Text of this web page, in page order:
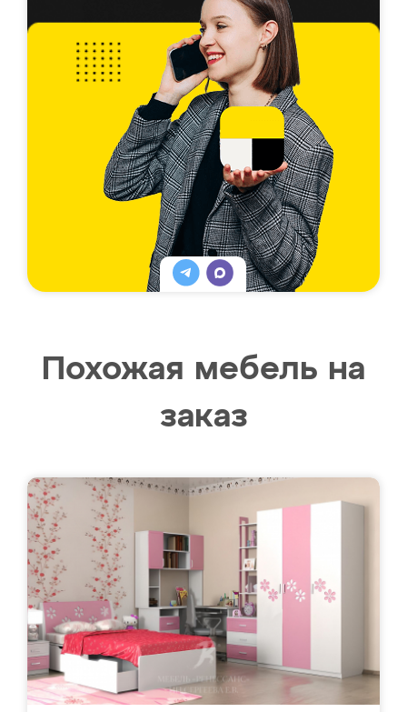
Похожая мебель на
заказ